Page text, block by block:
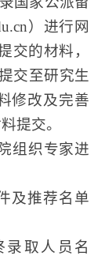
）进行网
交的材料，
交至研究生
修改及完善
提交。
组织专家进
及推荐名单
录取人员名